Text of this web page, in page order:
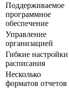
Поддерживаемое
программное
обеспечение
Управление
организацией
Гибкие настройки
расписания
Несколько
форматов отчетов